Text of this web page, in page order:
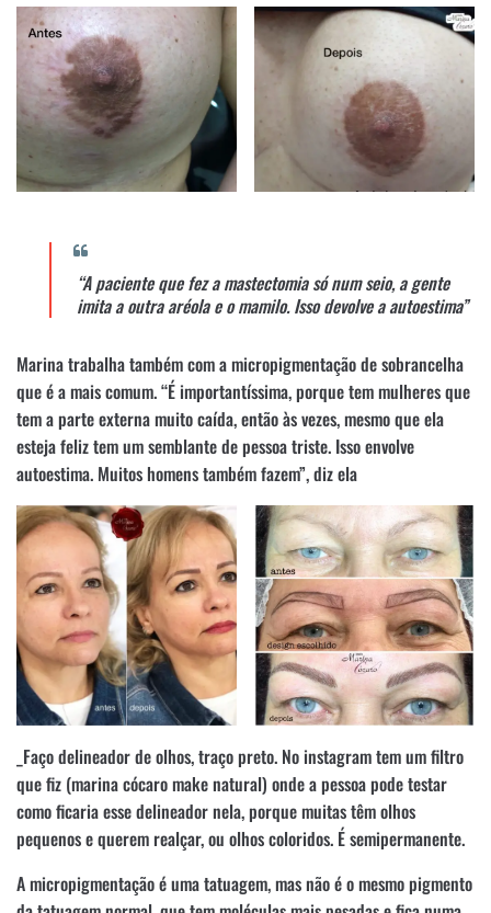
“A paciente que fez a mastectomia só num seio, a gente
imita a outra aréola e o mamilo. Isso devolve a autoestima”
Marina trabalha também com a micropigmentação de sobrancelha
que é a mais comum. “É importantíssima, porque tem mulheres que
tem a parte externa muito caída, então às vezes, mesmo que ela
esteja feliz tem um semblante de pessoa triste. Isso envolve
autoestima. Muitos homens também fazem”, diz ela
_Faço delineador de olhos, traço preto. No instagram tem um filtro
que fiz (marina cócaro make natural) onde a pessoa pode testar
como ficaria esse delineador nela, porque muitas têm olhos
pequenos e querem realçar, ou olhos coloridos. É semipermanente.
A micropigmentação é uma tatuagem, mas não é o mesmo pigmento